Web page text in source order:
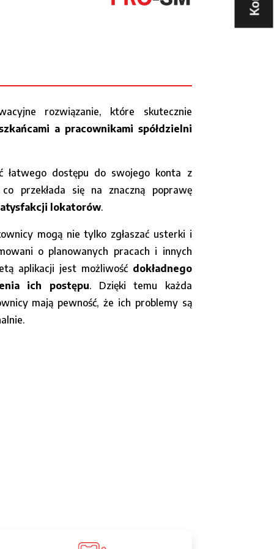
rozwiązanie, które skutecznie
a pracownikami spółdzielni
łatwego dostępu do swojego konta z
przekłada się na znaczną poprawę
lokatorów.
mogą nie tylko zgłaszać usterki i
o planowanych pracach i innych
aplikacji jest możliwość dokładnego
ich postępu. Dzięki temu każda
mają pewność, że ich problemy są